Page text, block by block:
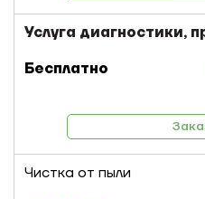
Услуга диагностики,
Бесплатно
Чистка от пыли